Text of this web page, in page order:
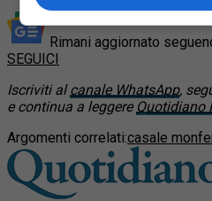
Rimani aggiornato
SEGUICI
Iscriviti alcanale WhatsApp,
e continua a leggere Quotidiano
Argomenti correlati:casale